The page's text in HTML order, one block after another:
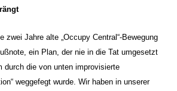
zwei Jahre alte „Occupy Central“-Bewegung
ein Plan, der nie in die Tat umgesetzt
durch die von unten improvisierte
weggefegt wurde. Wir haben in unserer